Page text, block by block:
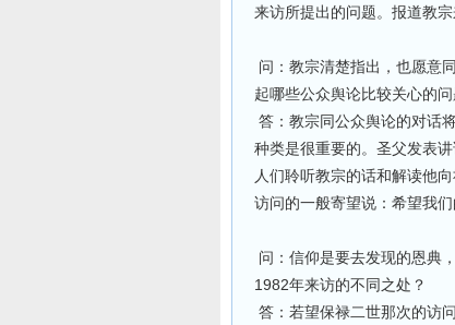
来访所提出的问题。报道教
问：教宗清楚指出，也愿意
起哪些公众舆论比较关心的问
答：教宗同公众舆论的对话
种类是很重要的。圣父发表
人们聆听教宗的话和解读他
访问的一般寄望说：希望我
问：信仰是要去发现的恩典
1982年来访的不同之处？
答：若望保禄二世那次的访